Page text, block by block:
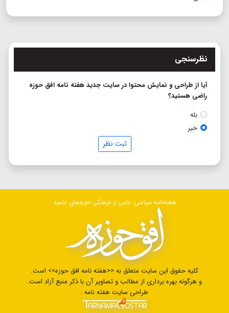
نظرسنجی
آیا از طراحی و نمایش محتوا در سایت جدید هفته نامه افق حوزه
راضی هستید؟
بله
خیر
ثبت نظر
هفته‌نامه سیاسی، علمی و فرهنگی حوزه‌های علمیه
کلیه حقوق این سایت متعلق به <<هفته نامه افق حوزه>> است.
و هرگونه بهره برداری از مطالب و تصاویر آن با ذکر منبع آزاد است.
طراحی سایت هفته نامه :